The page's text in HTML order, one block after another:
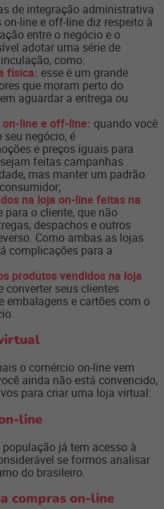
de integração administrativa
line e off-line diz respeito à
entre o negócio e o
adotar uma série de
como:
física: esse é um grande
que moram perto do
aguardar a entrega ou
on-line e off-line: quando você
negócio, é
e preços iguais para
feitas campanhas
mas manter um padrão
na loja on-line feitas na
para o cliente, que não
despachos e outros
Como ambas as lojas
complicações para a
produtos vendidos na loja
converter seus clientes
embalagens e cartões com o
o comércio on-line vem
ainda não está convencido,
para criar uma loja virtual:
line
já tem acesso à
se formos analisar
do brasileiro.
compras on-line